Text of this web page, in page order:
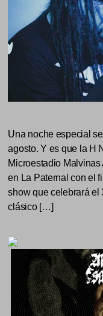
Una noche especial
agosto. Y es que la H
Microestadio
en La Paternal con el
show que celebrará el
clásico […]